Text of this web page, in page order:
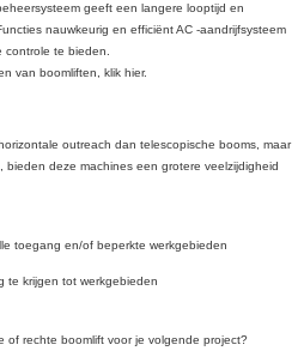
geeft een langere looptijd en
nauwkeurig en efficiënt AC -aandrijfsysteem
controle te bieden.
van boomliften, klik hier.
outreach dan telescopische booms, maar
deze machines een grotere veelzijdigheid
toegang en/of beperkte werkgebieden
te krijgen tot werkgebieden